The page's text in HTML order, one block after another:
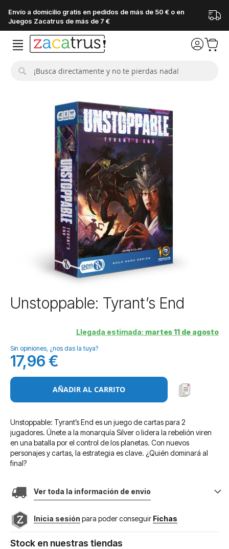
Envío a domicilio gratis en pedidos de más de 50 € o en
Juegos Zacatrus de más de 7 €
Saltar
al
galería
de
imágenes
Unstoppable: Tyrant’s End
Llegada estimada: martes 11 de agosto
Sin opiniones, ¿nos das la tuya?
17,96 €
AÑADIR AL CARRITO
Unstoppable: Tyrant’s End es un juego de cartas para 2
jugadores. Únete a la monarquía Silver o lidera la rebelión viren
en una batalla por el control de los planetas. Con nuevos
personajes y cartas, la estrategia es clave. ¿Quién dominará al
final?
Ver toda la información de envio
Inicia sesión para poder conseguir Fichas
Stock en nuestras tiendas